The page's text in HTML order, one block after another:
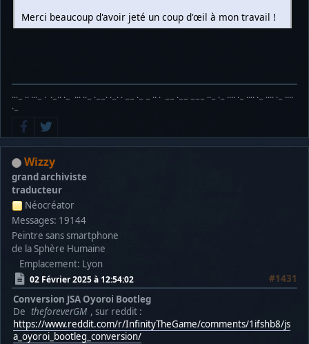
Merci beaucoup d'avoir jeté un coup d'œil à mon travail !
···− ·· ···− · ·−·· ·− ··· ··− ·−−· ·−· · −− ·− − ·· · −− ·−− −−− ··− ·− ···· ·− ···· ·− ···· ·− ····
·−
Wizzy
grand archiviste
traducteur
Néocréator
Messages: 19144
Peintre sans smartphone
de la Sphère Humaine
Emplacement: Lyon
02 Février 2025 à 12:54:02
#1431
Conversion JSA Oyoroi Bootleg
De theforeverGM , sur reddit :
https://www.reddit.com/r/InfinityTheGame/comments/1ifshb8/js
a_oyoroi_bootleg_conversion/